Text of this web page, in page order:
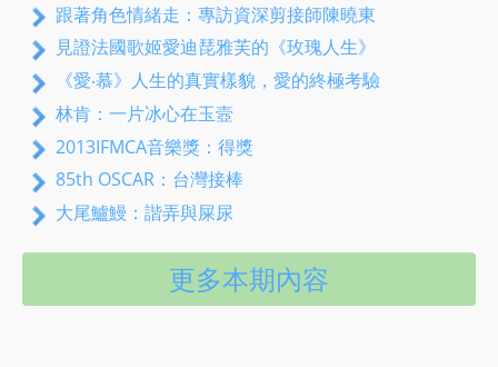
跟著角色情緒走：專訪資深剪接師陳曉東
見證法國歌姬愛迪琵雅芙的《玫瑰人生》
《愛‧慕》人生的真實樣貌，愛的終極考驗
林肯：一片冰心在玉壼
2013IFMCA音樂獎：得獎
85th OSCAR：台灣接棒
大尾鱸鰻：諧弄與屎尿
更多本期內容